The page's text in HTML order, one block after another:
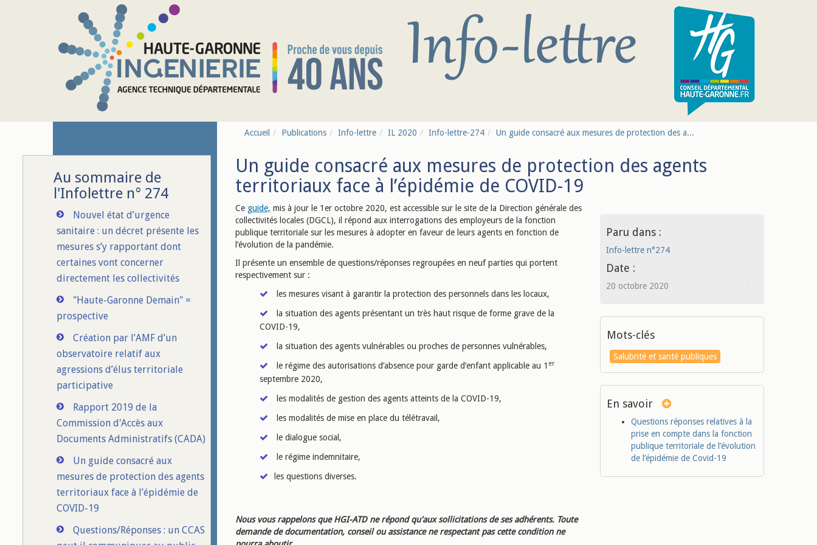
Au sommaire de
l'Infolettre n° 274
Nouvel état d’urgence
sanitaire : un décret présente les
mesures s’y rapportant dont
certaines vont concerner
directement les collectivités
"Haute-Garonne Demain" =
prospective
Création par l’AMF d’un
observatoire relatif aux
agressions d’élus territoriale
participative
Rapport 2019 de la
Commission d'Accès aux
Documents Administratifs (CADA)
Un guide consacré aux
mesures de protection des agents
territoriaux face à l’épidémie de
COVID-19
Questions/Réponses : un CCAS
Accueil Publications Info-lettre IL 2020 Info-lettre-274 Un guide consacré aux mesures de protection des a...
Un guide consacré aux mesures de protection des agents
territoriaux face à l’épidémie de COVID-19
Ce guide, mis à jour le 1er octobre 2020, est accessible sur le site de la Direction générale des
collectivités locales (DGCL), il répond aux interrogations des employeurs de la fonction
publique territoriale sur les mesures à adopter en faveur de leurs agents en fonction de
l’évolution de la pandémie.
Il présente un ensemble de questions/réponses regroupées en neuf parties qui portent
respectivement sur :
les mesures visant à garantir la protection des personnels dans les locaux,
la situation des agents présentant un très haut risque de forme grave de la
COVID-19,
la situation des agents vulnérables ou proches de personnes vulnérables,
le régime des autorisations d’absence pour garde d’enfant applicable au 1 er
septembre 2020,
les modalités de gestion des agents atteints de la COVID-19,
les modalités de mise en place du télétravail,
le dialogue social,
le régime indemnitaire,
les questions diverses.
Nous vous rappelons que HGI-ATD ne répond qu'aux sollicitations de ses adhérents. Toute
demande de documentation, conseil ou assistance ne respectant pas cette condition ne
Paru dans :
Info-lettre n°274
Date :
20 octobre 2020
Mots-clés
Salubrité et santé publiques
En savoir
Questions réponses relatives à la
prise en compte dans la fonction
publique territoriale de l’évolution
de l’épidémie de Covid-19